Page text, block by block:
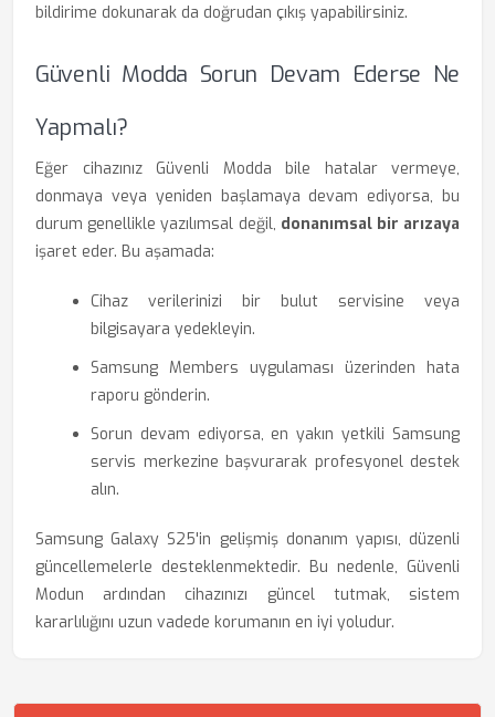
bildirime dokunarak da doğrudan çıkış yapabilirsiniz.
Güvenli Modda Sorun Devam Ederse Ne
Yapmalı?
Eğer cihazınız Güvenli Modda bile hatalar vermeye,
donmaya veya yeniden başlamaya devam ediyorsa, bu
durum genellikle yazılımsal değil, donanımsal bir arızaya
işaret eder. Bu aşamada:
Cihaz verilerinizi bir bulut servisine veya
bilgisayara yedekleyin.
Samsung Members uygulaması üzerinden hata
raporu gönderin.
Sorun devam ediyorsa, en yakın yetkili Samsung
servis merkezine başvurarak profesyonel destek
alın.
Samsung Galaxy S25'in gelişmiş donanım yapısı, düzenli
güncellemelerle desteklenmektedir. Bu nedenle, Güvenli
Modun ardından cihazınızı güncel tutmak, sistem
kararlılığını uzun vadede korumanın en iyi yoludur.